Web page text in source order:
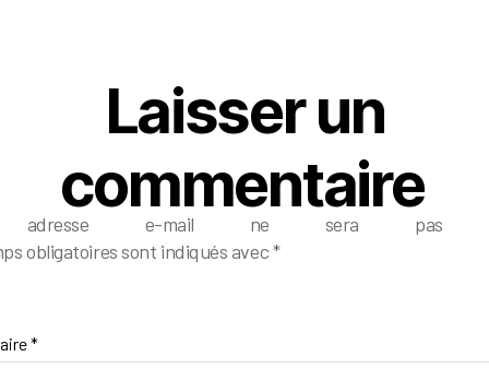
Laisser un
commentaire
adresse e-mail ne sera pas
obligatoires sont indiqués avec*
*